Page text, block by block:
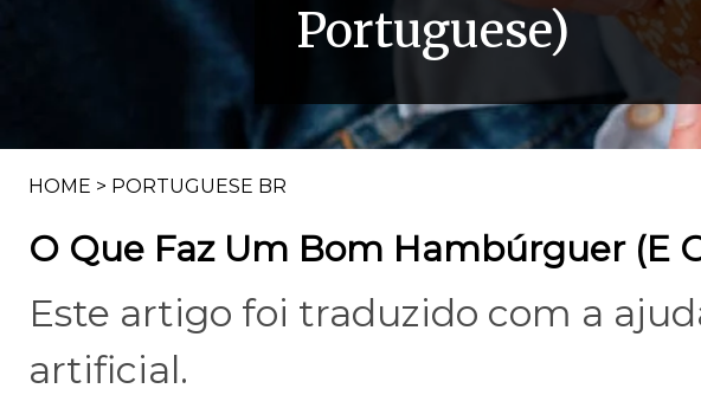
Portuguese)
HOME > PORTUGUESE BR
O Que Faz Um Bom Hambúrguer (E
Este artigo foi traduzido com a
artificial.